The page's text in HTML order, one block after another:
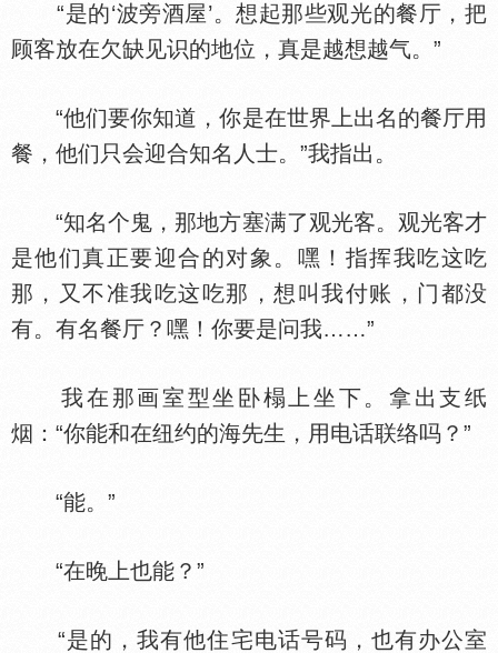
“是的‘波旁酒屋’。想起那些观光的餐厅，把
顾客放在欠缺见识的地位，真是越想越气。”
“他们要你知道，你是在世界上出名的餐厅用
餐，他们只会迎合知名人士。”我指出。
“知名个鬼，那地方塞满了观光客。观光客才
是他们真正要迎合的对象。嘿！指挥我吃这吃
那，又不准我吃这吃那，想叫我付账，门都没
有。有名餐厅？嘿！你要是问我……”
我在那画室型坐卧榻上坐下。拿出支纸
烟：“你能和在纽约的海先生，用电话联络吗？”
“能。”
“在晚上也能？”
“是的，我有他住宅电话号码，也有办公室